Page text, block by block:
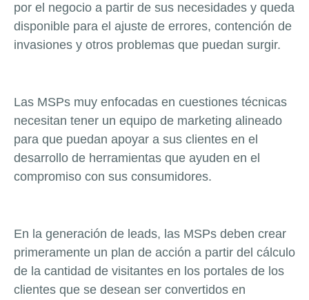
por el negocio a partir de sus necesidades y queda
disponible para el ajuste de errores, contención de
invasiones y otros problemas que puedan surgir.
Las MSPs muy enfocadas en cuestiones técnicas
necesitan tener un equipo de marketing alineado
para que puedan apoyar a sus clientes en el
desarrollo de herramientas que ayuden en el
compromiso con sus consumidores.
En la generación de leads, las MSPs deben crear
primeramente un plan de acción a partir del cálculo
de la cantidad de visitantes en los portales de los
clientes que se desean ser convertidos en